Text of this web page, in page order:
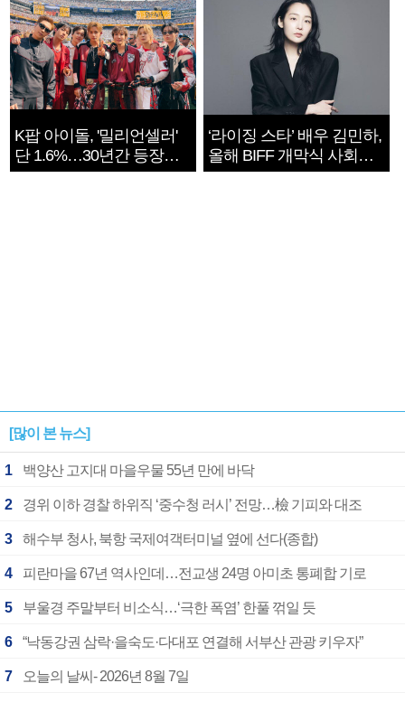
K팝 아이돌, '밀리언셀러'
단 1.6%…30년간 등장
1182개팀 전수조사
‘라이징 스타’ 배우 김민하,
올해 BIFF 개막식 사회자
확정
[많이 본 뉴스]
1 백양산 고지대 마을우물 55년 만에 바닥
2 경위 이하 경찰 하위직 ‘중수청 러시’ 전망…檢 기피와 대조
3 해수부 청사, 북항 국제여객터미널 옆에 선다(종합)
4 피란마을 67년 역사인데…전교생 24명 아미초 통폐합 기로
5 부울경 주말부터 비소식…‘극한 폭염’ 한풀 꺾일 듯
6 “낙동강권 삼락·을숙도·다대포 연결해 서부산 관광 키우자”
7 오늘의 날씨- 2026년 8월 7일